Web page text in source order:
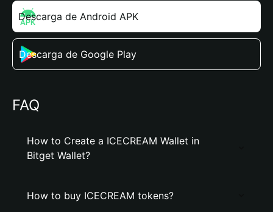
Descarga de Android APK
Descarga de Google Play
FAQ
How to Create a ICECREAM Wallet in
Bitget Wallet?
How to buy ICECREAM tokens?